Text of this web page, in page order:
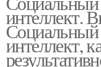
интеллект.
интеллект,